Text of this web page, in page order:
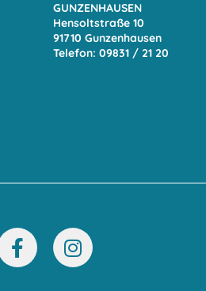
GUNZENHAUSEN
Hensoltstraße 10
91710 Gunzenhausen
Telefon: 09831 / 21 20